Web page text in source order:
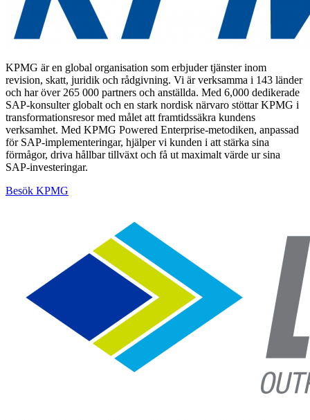
KPMG är en global organisation som erbjuder tjänster inom
revision, skatt, juridik och rådgivning. Vi är verksamma i 143 länder
och har över 265 000 partners och anställda. Med 6,000 dedikerade
SAP-konsulter globalt och en stark nordisk närvaro stöttar KPMG i
transformationsresor med målet att framtidssäkra kundens
verksamhet. Med KPMG Powered Enterprise-metodiken, anpassad
för SAP-implementeringar, hjälper vi kunden i att stärka sina
förmågor, driva hållbar tillväxt och få ut maximalt värde ur sina
SAP-investeringar.
Besök KPMG